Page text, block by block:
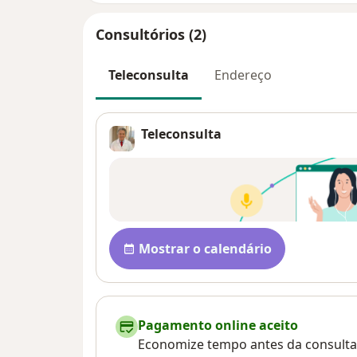
Consultórios (2)
Teleconsulta Endereço
Teleconsulta
Disponibilidade
Mostrar o calendário
Pagamento online aceito
Economize tempo antes da